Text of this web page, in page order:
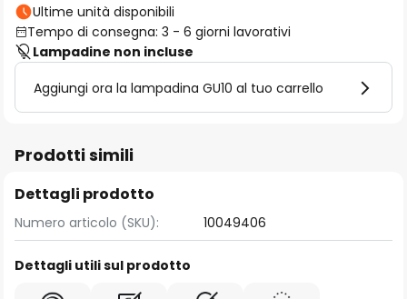
Ultime unità disponibili
Tempo di consegna: 3 - 6 giorni lavorativi
Lampadine non incluse
Aggiungi ora la lampadina GU10 al tuo carrello
Prodotti simili
Dettagli prodotto
Numero articolo (SKU): 10049406
Dettagli utili sul prodotto